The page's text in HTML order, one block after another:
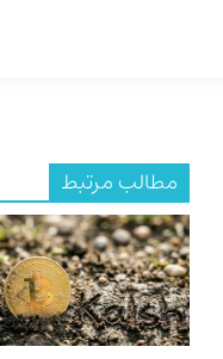
مطالب مرتبط